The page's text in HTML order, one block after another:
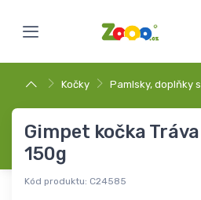
Kočky Pamlsky, doplňky
Gimpet kočka
150g
Kód produktu: C24585